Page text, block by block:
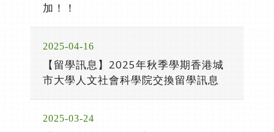
加！！
2025-04-16
【留學訊息】2025年秋季學期香港城
市大學人文社會科學院交換留學訊息
2025-03-24